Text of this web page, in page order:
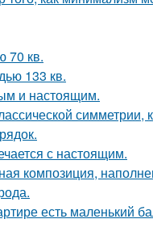
70 кв.
133 кв.
и настоящим.
симметрии,
с настоящим.
композиция,
есть маленький